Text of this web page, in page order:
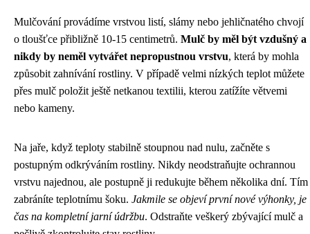
Mulčování provádíme vrstvou listí, slámy nebo jehličnatého chvojí
o tloušťce přibližně 10-15 centimetrů. Mulč by měl být vzdušný a
nikdy by neměl vytvářet nepropustnou vrstvu, která by mohla
způsobit zahnívání rostliny. V případě velmi nízkých teplot můžete
přes mulč položit ještě netkanou textilii, kterou zatížíte větvemi
nebo kameny.
Na jaře, když teploty stabilně stoupnou nad nulu, začněte s
postupným odkrýváním rostliny. Nikdy neodstraňujte ochrannou
vrstvu najednou, ale postupně ji redukujte během několika dní. Tím
zabráníte teplotnímu šoku. Jakmile se objeví první nové výhonky, je
čas na kompletní jarní údržbu. Odstraňte veškerý zbývající mulč a